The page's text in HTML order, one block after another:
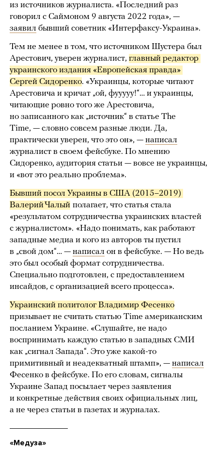
из источников журналиста. «Последний раз
говорил с Саймоном 9 августа 2022 года», —
заявил бывший советник «Интерфаксу-Украина».
Тем не менее в том, что источником Шустера был
Арестович, уверен журналист, главный редактор
украинского издания «Европейская правда»
Сергей Сидоренко. «Украинцы, которые читают
Арестовича и кричат „ой, фууууу!“… и украинцы,
читающие ровно того же Арестовича,
но записанного как „источник“ в статье The
Time, — словно совсем разные люди. Да,
практически уверен, что это он», — написал
журналист в своем фейсбуке. По мнению
Сидоренко, аудитория статьи — вовсе не украинцы,
и «вот это реально проблема».
Бывший посол Украины в США (2015–2019)
Валерий Чалый полагает, что статья стала
«результатом сотрудничества украинских властей
с журналистом». «Надо понимать, как работают
западные медиа и кого из авторов ты пустил
в „свой дом“… — написал он в фейсбуке. — Но ведь
это был особый формат сотрудничества.
Специально подготовлен, с предоставлением
инсайдов, с организацией всего процесса».
Украинский политолог Владимир Фесенко
призывает не считать статью Time американским
посланием Украине. «Слушайте, не надо
воспринимать каждую статью в западных СМИ
как „сигнал Запада“. Это уже какой-то
примитивный и неадекватный штамп», — написал
Фесенко в фейсбуке. По его словам, сигналы
Украине Запад посылает через заявления
и конкретные действия своих официальных лиц,
а не через статьи в газетах и журналах.
«Медуза»